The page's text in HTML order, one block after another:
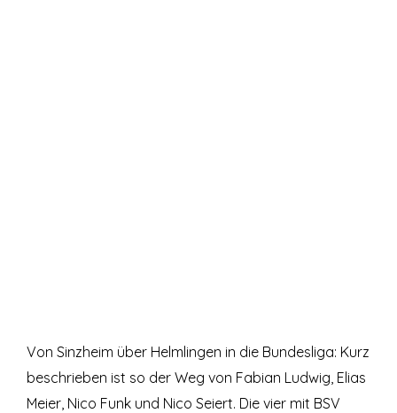
Von Sinzheim über Helmlingen in die Bundesliga: Kurz
beschrieben ist so der Weg von Fabian Ludwig, Elias
Meier, Nico Funk und Nico Seiert. Die vier mit BSV